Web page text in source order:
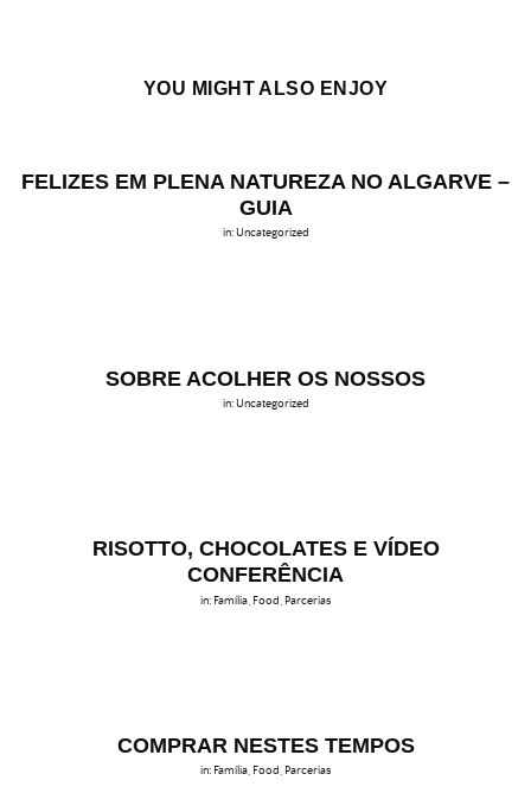
YOU MIGHT ALSO ENJOY
FELIZES EM PLENA NATUREZA NO ALGARVE –
GUIA
in: Uncategorized
SOBRE ACOLHER OS NOSSOS
in: Uncategorized
RISOTTO, CHOCOLATES E VÍDEO
CONFERÊNCIA
in: Família Food Parcerias
COMPRAR NESTES TEMPOS
in: Família, Food, Parcerias